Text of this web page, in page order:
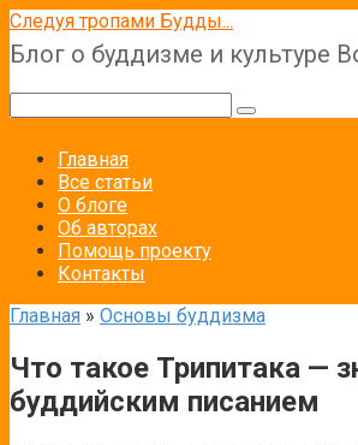
Перейти
к
контенту
Следуя тропами Будды...
Блог о буддизме и культуре
Главная
Все статьи
О блоге
Об авторах
Помощь проекту
Контакты
Главная » Основы буддизма
Что такое Трипитака —
буддийским писанием